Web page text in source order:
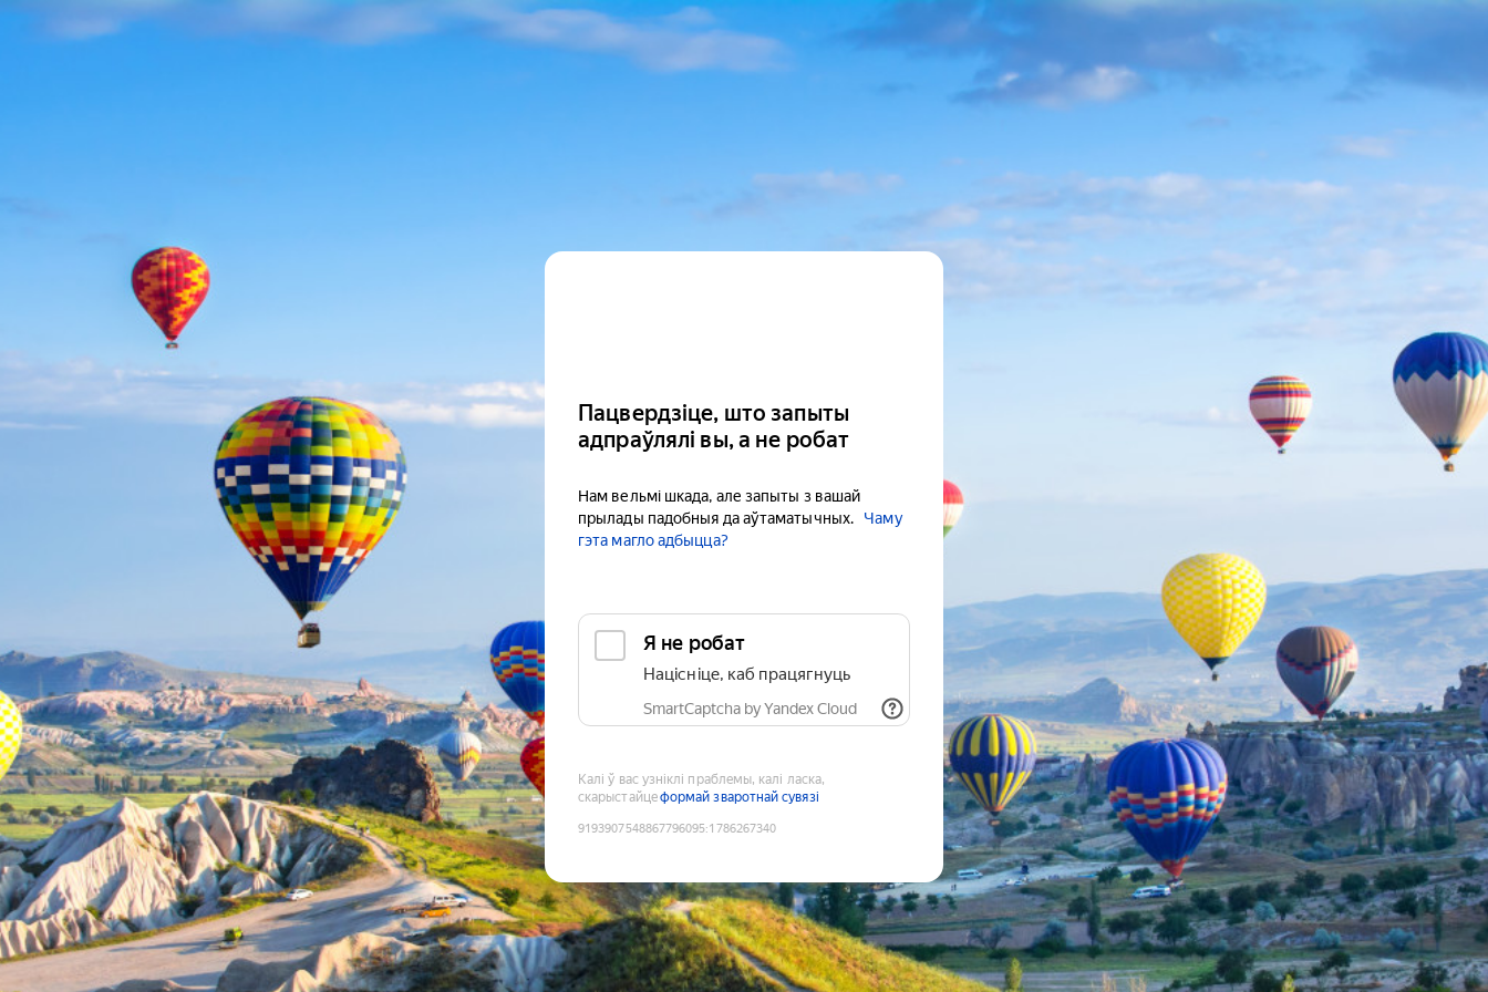
Пацвердзіце, што запыты
адпраўлялі вы, а не робат
Нам вельмі шкада, але запыты з вашай
прылады падобныя да аўтаматычных.
Чаму
гэта магло адбыцца?
Я не робат
Націсніце, каб працягнуць
SmartCaptcha by Yandex Cloud
Калі ў вас узніклі праблемы, калі ласка,
скарыстайцеформай зваротнай сувязі
9193907548867796095:1786267340